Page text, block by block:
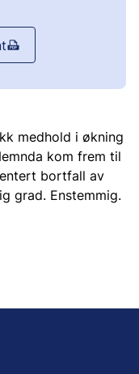
medhold i økning
kom frem til
bortfall av
grad. Enstemmig.